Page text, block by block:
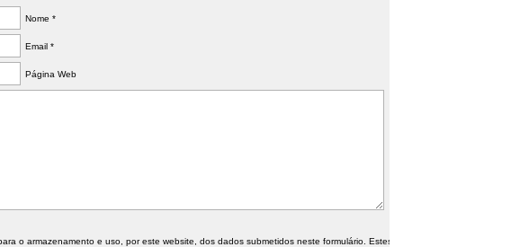
Nome *
Email *
Página Web
o armazenamento e uso, por este website, dos dados submetidos neste formulário. Estes